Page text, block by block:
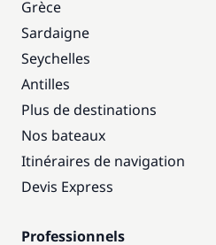
Grèce
Sardaigne
Seychelles
Antilles
Plus de destinations
Nos bateaux
Itinéraires de navigation
Devis Express
Professionnels